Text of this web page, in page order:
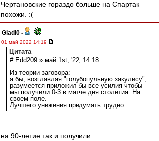
Чертановские гораздо больше на Спартак
похожи. :(
Gladi0 -
01 май 2022 14:19
Цитата
# Edd209 » май 1st, '22, 14:18
Из теории заговора:
я бы, возглавляя "голубопульную закулису",
разумеется приложил бы все усилия чтобы
мы получили 0-3 в матче дня столетия. На
своем поле.
Лучшего унижения придумать трудно.
на 90-летие так и получили